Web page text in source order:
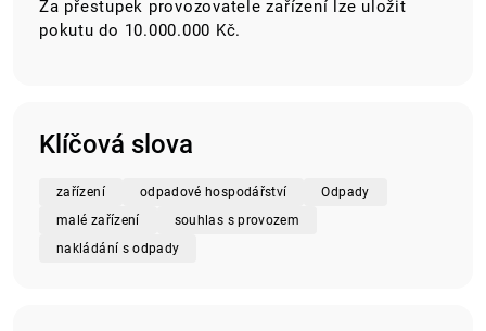
Za přestupek provozovatele zařízení lze uložit
pokutu do 10.000.000 Kč.
Klíčová slova
zařízení odpadové hospodářství
Odpady
malé zařízení
souhlas s provozem
nakládání s odpady